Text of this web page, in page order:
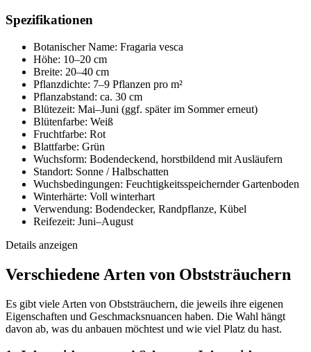
Spezifikationen
Botanischer Name: Fragaria vesca
Höhe: 10–20 cm
Breite: 20–40 cm
Pflanzdichte: 7–9 Pflanzen pro m²
Pflanzabstand: ca. 30 cm
Blütezeit: Mai–Juni (ggf. später im Sommer erneut)
Blütenfarbe: Weiß
Fruchtfarbe: Rot
Blattfarbe: Grün
Wuchsform: Bodendeckend, horstbildend mit Ausläufern
Standort: Sonne / Halbschatten
Wuchsbedingungen: Feuchtigkeitsspeichernder Gartenboden
Winterhärte: Voll winterhart
Verwendung: Bodendecker, Randpflanze, Kübel
Reifezeit: Juni–August
Details anzeigen
Verschiedene Arten von Obststräuchern
Es gibt viele Arten von Obststräuchern, die jeweils ihre eigenen
Eigenschaften und Geschmacksnuancen haben. Die Wahl hängt
davon ab, was du anbauen möchtest und wie viel Platz du hast.